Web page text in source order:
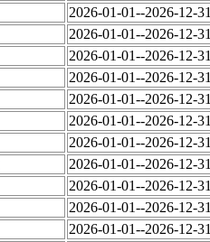
2026-01-01--2026-12-31
2026-01-01--2026-12-31
2026-01-01--2026-12-31
2026-01-01--2026-12-31
2026-01-01--2026-12-31
2026-01-01--2026-12-31
2026-01-01--2026-12-31
2026-01-01--2026-12-31
2026-01-01--2026-12-31
2026-01-01--2026-12-31
2026-01-01--2026-12-31